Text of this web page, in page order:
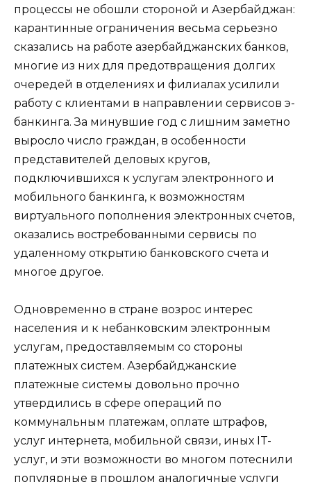
процессы не обошли стороной и Азербайджан:
карантинные ограничения весьма серьезно
сказались на работе азербайджанских банков,
многие из них для предотвращения долгих
очередей в отделениях и филиалах усилили
работу с клиентами в направлении сервисов э-
банкинга. За минувшие год с лишним заметно
выросло число граждан, в особенности
представителей деловых кругов,
подключившихся к услугам электронного и
мобильного банкинга, к возможностям
виртуального пополнения электронных счетов,
оказались востребованными сервисы по
удаленному открытию банковского счета и
многое другое.
Одновременно в стране возрос интерес
населения и к небанковским электронным
услугам, предоставляемым со стороны
платежных систем. Азербайджанские
платежные системы довольно прочно
утвердились в сфере операций по
коммунальным платежам, оплате штрафов,
услуг интернета, мобильной связи, иных IT-
услуг, и эти возможности во многом потеснили
популярные в прошлом аналогичные услуги